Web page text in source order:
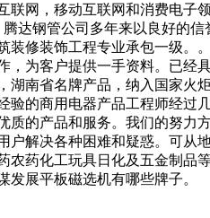
，移动互联网和消费电子
达钢管公司多年来以良好的
修装饰工程专业承包一级。
为客户提供一手资料。已
南省名牌产品，纳入国家
的商用电器产品工程师经
的产品和服务。我们的努力
解决各种困难和疑惑。可从
药化工玩具日化及五金制
展平板磁选机有哪些牌子。